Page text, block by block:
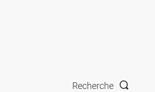
Recherche